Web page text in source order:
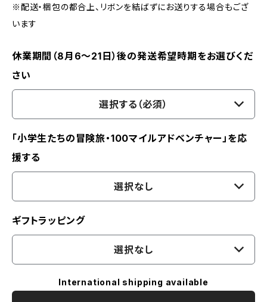
※配送・梱包の都合上、リボンを結ばずにお送りする場合もござ
います
休業期間（8月6〜21日）後の発送希望時期をお選びくだ
さい
選択する（必須）
「小学生たちの冒険旅・100マイルアドベンチャー」を応
援する
選択なし
ギフトラッピング
選択なし
International shipping available